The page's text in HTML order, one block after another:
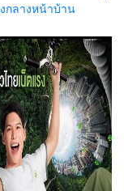
กลางหน้าบ้าน